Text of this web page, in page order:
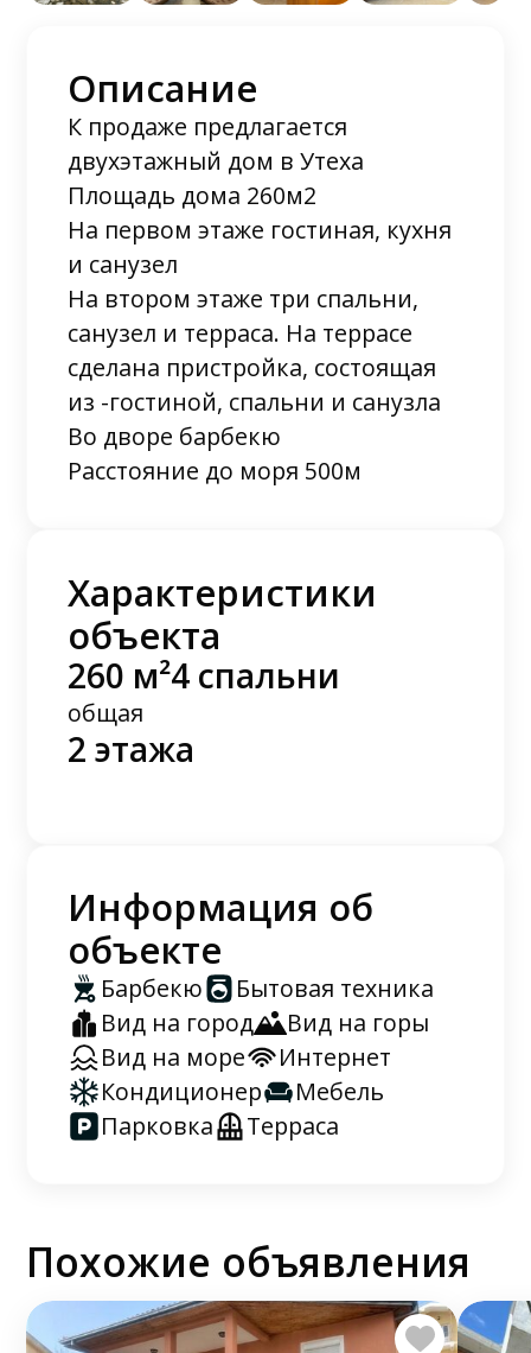
Описание
К продаже предлагается
двухэтажный дом в Утеха
Площадь дома 260м2
На первом этаже гостиная, кухня
и санузел
На втором этаже три спальни,
санузел и терраса. На террасе
сделана пристройка, состоящая
из -гостиной, спальни и санузла
Во дворе барбекю
Расстояние до моря 500м
Характеристики
объекта
260 м²
общая
4 спальни
2 этажа
Информация об
объекте
Барбекю
Бытовая техника
Вид на город
Вид на горы
Вид на море
Интернет
Кондиционер
Мебель
Парковка
Терраса
Похожие объявления